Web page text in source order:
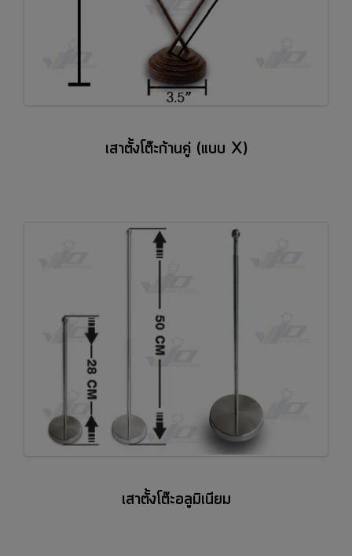
เสาตั้งโต๊ะก้านคู่ (แบบ X)
เสาตั้งโต๊ะอลูมิเนียม